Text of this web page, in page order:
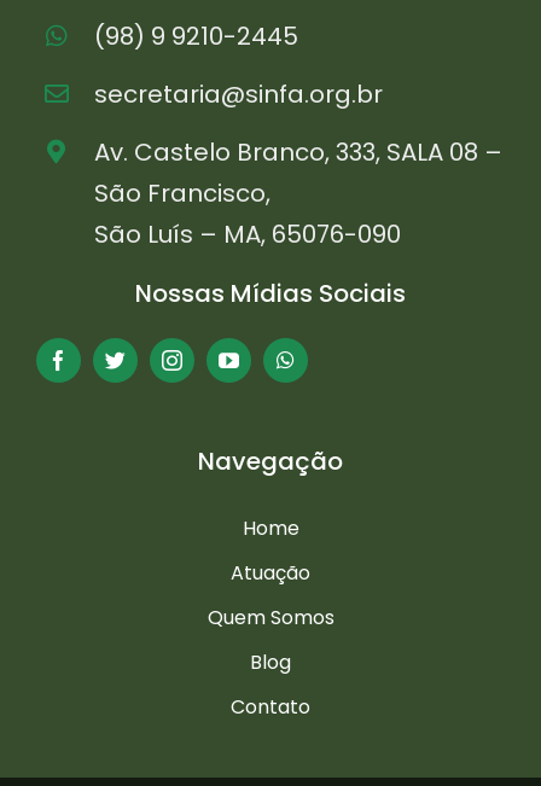
(98) 9 9210-2445
secretaria@sinfa.org.br
Av. Castelo Branco, 333, SALA 08 –
São Francisco,
São Luís – MA, 65076-090
Nossas Mídias Sociais
Navegação
Home
Atuação
Quem Somos
Blog
Contato